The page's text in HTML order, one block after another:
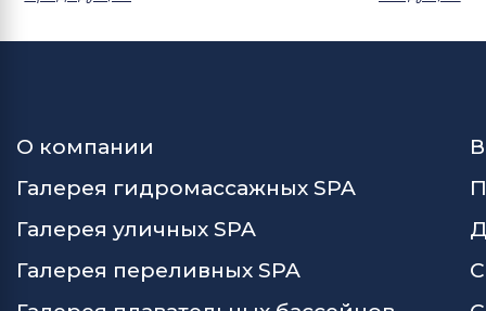
О компании
Галерея гидромассажных SPA
Галерея уличных SPA
Галерея переливных SPA